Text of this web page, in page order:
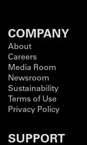
COMPANY
About
Careers
Media Room
Newsroom
Sustainability
Terms of Use
Privacy Policy
SUPPORT